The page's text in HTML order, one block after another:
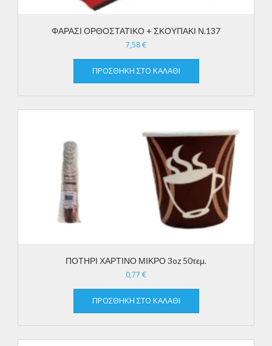
ΦΑΡΑΣΙ ΟΡΘΟΣΤΑΤΙΚΟ + ΣΚΟΥΠΑΚΙ Ν.137
7,58€
ΠΡΟΣΘΉΚΗ ΣΤΟ ΚΑΛΆΘΙ
ΠΟΤΗΡΙ ΧΑΡΤΙΝΟ ΜΙΚΡΟ 3oz 50τεμ.
0,77 €
ΠΡΟΣΘΉΚΗ ΣΤΟ ΚΑΛΆΘΙ